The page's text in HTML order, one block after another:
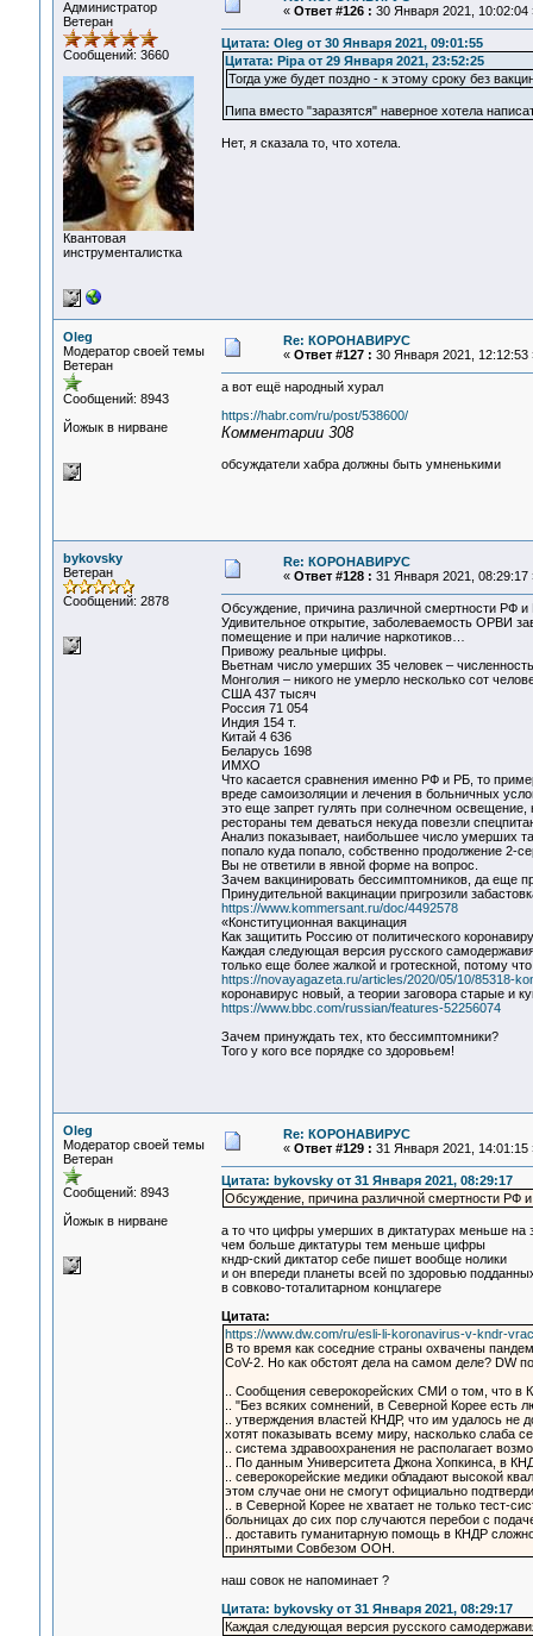
Администратор
Ветеран
Сообщений: 3660
Квантовая
инструменталистка
« Ответ #126 : 30 Января 2021, 10:02:04
Цитата: Oleg от 30 Января 2021, 09:01:55
Цитата: Pipa от 29 Января 2021, 23:52:25
Тогда уже будет поздно - к этому сроку без
Пипа вместо "заразятся" наверное хотела
Нет, я сказала то, что хотела.
Oleg
Модератор своей темы
Ветеран
Сообщений: 8943
Йожык в нирване
Re: КОРОНАВИРУС
« Ответ #127 : 30 Января 2021, 12:12:53
а вот ещё народный хурал
https://habr.com/ru/post/538600/
Комментарии 308
обсуждатели хабра должны быть умненькими
bykovsky
Ветеран
Сообщений: 2878
Re: КОРОНАВИРУС
« Ответ #128 : 31 Января 2021, 08:29:17
Обсуждение, причина различной смертности РФ и
Удивительное открытие, заболеваемость ОРВИ
помещение и при наличие наркотиков…
Привожу реальные цифры.
Вьетнам число умерших 35 человек –
Монголия – никого не умерло несколько сот
США 437 тысяч
Россия 71 054
Индия 154 т.
Китай 4 636
Беларусь 1698
ИМХО
Что касается сравнения именно РФ и РБ, то
вреде самоизоляции и лечения в больничных
это еще запрет гулять при солнечном
рестораны тем деваться некуда повезли
Анализ показывает, наибольшее число умерших
попало куда попало, собственно продолжение 2-
Вы не ответили в явной форме на вопрос.
Зачем вакцинировать бессимптомников, да еще
Принудительной вакцинации пригрозили
https://www.kommersant.ru/doc/4492578
«Конституционная вакцинация
Как защитить Россию от политического
Каждая следующая версия русского
только еще более жалкой и гротескной, потому
https://novayagazeta.ru/articles/2020/05/10/85318-
коронавирус новый, а теории заговора старые и
https://www.bbc.com/russian/features-52256074
Зачем принуждать тех, кто бессимптомники?
Того у кого все порядке со здоровьем!
Oleg
Модератор своей темы
Ветеран
Сообщений: 8943
Йожык в нирване
Re: КОРОНАВИРУС
« Ответ #129 : 31 Января 2021, 14:01:15
Цитата: bykovsky от 31 Января 2021, 08:29:17
Обсуждение, причина различной смертности РФ
а то что цифры умерших в диктатурах меньше на
чем больше диктатуры тем меньше цифры
кндр-ский диктатор себе пишет вообще нолики
и он впереди планеты всей по здоровью
в совково-тоталитарном концлагере
Цитата:
https://www.dw.com/ru/esli-li-koronavirus-v-kndr-
В то время как соседние страны охвачены
CoV-2. Но как обстоят дела на самом деле? DW
.. Сообщения северокорейских СМИ о том, что в
.. "Без всяких сомнений, в Северной Корее есть
.. утверждения властей КНДР, что им удалось не
хотят показывать всему миру, насколько слаба
.. система здравоохранения не располагает
.. По данным Университета Джона Хопкинса, в
.. северокорейские медики обладают высокой
этом случае они не смогут официально
.. в Северной Корее не хватает не только тест-
больницах до сих пор случаются перебои с
.. доставить гуманитарную помощь в КНДР
принятыми Совбезом ООН.
наш совок не напоминает ?
Цитата: bykovsky от 31 Января 2021, 08:29:17
Каждая следующая версия русского